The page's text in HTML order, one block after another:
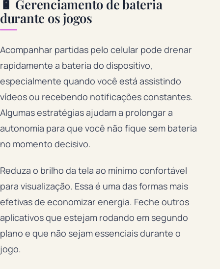
🔋 Gerenciamento de bateria
durante os jogos
Acompanhar partidas pelo celular pode drenar
rapidamente a bateria do dispositivo,
especialmente quando você está assistindo
vídeos ou recebendo notificações constantes.
Algumas estratégias ajudam a prolongar a
autonomia para que você não fique sem bateria
no momento decisivo.
Reduza o brilho da tela ao mínimo confortável
para visualização. Essa é uma das formas mais
efetivas de economizar energia. Feche outros
aplicativos que estejam rodando em segundo
plano e que não sejam essenciais durante o
jogo.